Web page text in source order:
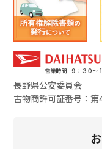
長野県公安委員会
古物商許可証番号：